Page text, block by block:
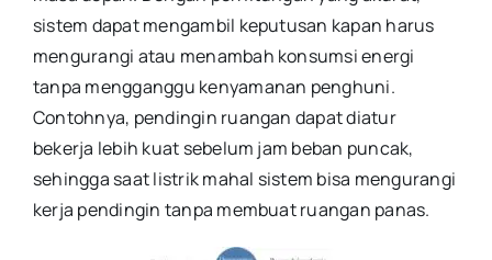
sistem dapat mengambil keputusan kapan harus
mengurangi atau menambah konsumsi energi
tanpa mengganggu kenyamanan penghuni.
Contohnya, pendingin ruangan dapat diatur
bekerja lebih kuat sebelum jam beban puncak,
sehingga saat listrik mahal sistem bisa mengurangi
kerja pendingin tanpa membuat ruangan panas.